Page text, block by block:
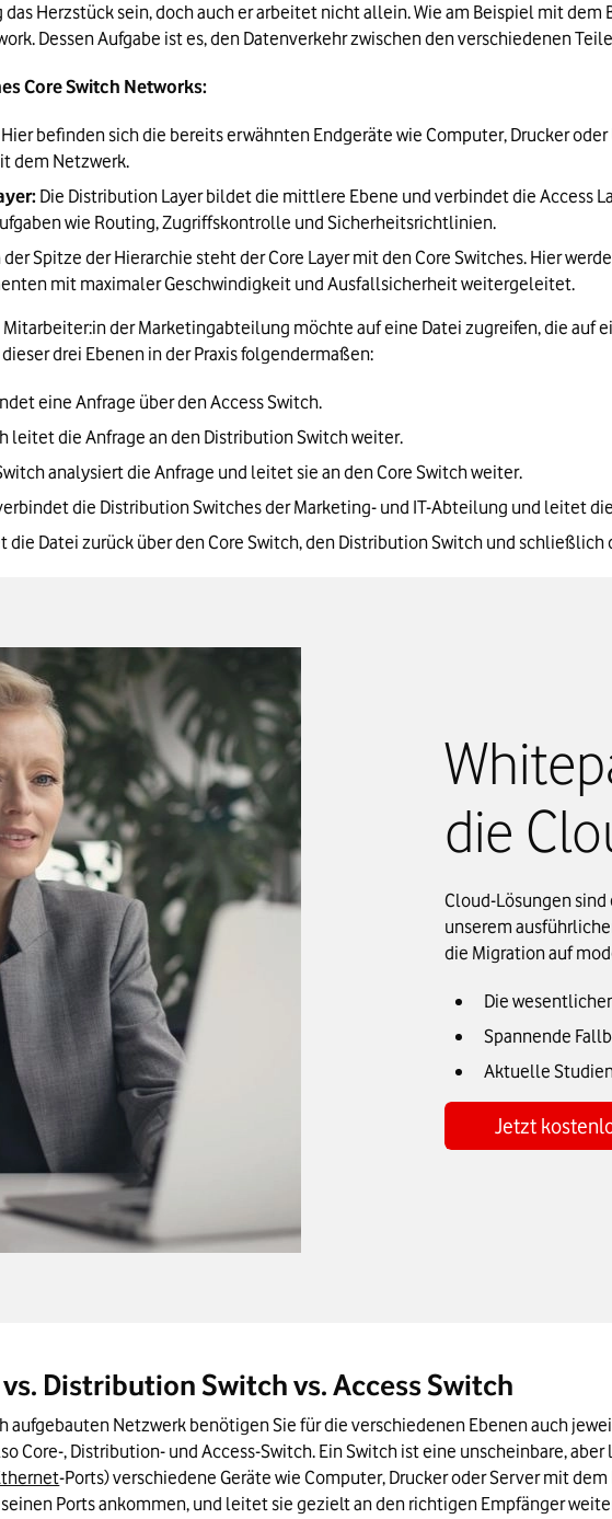
das Herzstück sein, doch auch er arbeitet nicht allein. Wie am Beispiel mit
Dessen Aufgabe ist es, den Datenverkehr zwischen den verschiedenen
Core Switch Networks:
Hier befinden sich die bereits erwähnten Endgeräte wie Computer, Drucker
dem Netzwerk.
Die Distribution Layer bildet die mittlere Ebene und verbindet die Access
wie Routing, Zugriffskontrolle und Sicherheitsrichtlinien.
der Spitze der Hierarchie steht der Core Layer mit den Core Switches. Hier
mit maximaler Geschwindigkeit und Ausfallsicherheit weitergeleitet.
der Marketingabteilung möchte auf eine Datei zugreifen, die auf
drei Ebenen in der Praxis folgendermaßen:
eine Anfrage über den Access Switch.
leitet die Anfrage an den Distribution Switch weiter.
analysiert die Anfrage und leitet sie an den Core Switch weiter.
die Distribution Switches der Marketing- und IT-Abteilung und leitet
die Datei zurück über den Core Switch, den Distribution Switch und
die
Cloud-Lösungen
unserem
die Migration auf
Die
Spannende
Aktuelle
Jetzt
Distribution Switch vs. Access Switch
aufgebauten Netzwerk benötigen Sie für die verschiedenen Ebenen auch
Core-, Distribution- und Access-Switch. Ein Switch ist eine unscheinbare,
-Ports) verschiedene Geräte wie Computer, Drucker oder Server mit
Ports ankommen, und leitet sie gezielt an den richtigen Empfänger